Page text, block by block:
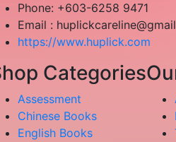
Phone: +603-6258 9471
Email :
https://www.huplick.com
Categories
Assessment
Chinese Books
English Books